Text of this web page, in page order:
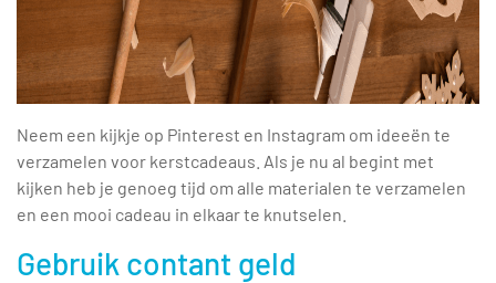
Neem een kijkje op Pinterest en Instagram om ideeën te
verzamelen voor kerstcadeaus. Als je nu al begint met
kijken heb je genoeg tijd om alle materialen te verzamelen
en een mooi cadeau in elkaar te knutselen.
Gebruik contant geld